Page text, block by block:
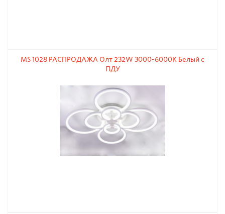
MS 1028 РАСПРОДАЖА Олт 232W 3000-6000К Белый с
ПДУ